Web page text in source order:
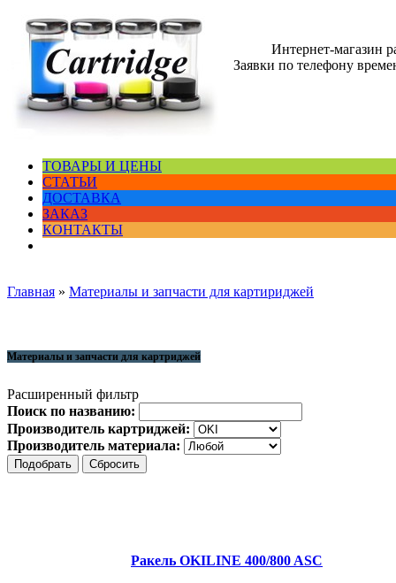
Интернет-магазин
Заявки по телефону
ТОВАРЫ И ЦЕНЫ
СТАТЬИ
ДОСТАВКА
ЗАКАЗ
КОНТАКТЫ
Главная » Материалы и запчасти для картириджей
Материалы и запчасти для картриджей
Расширенный фильтр
Поиск по названию:
Производитель картриджей:
Производитель материала:
Ракель OKILINE 400/800 ASC